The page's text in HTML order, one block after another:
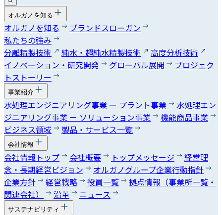
オルガノを知る
オルガノを知る
ブランドスローガン
私たちの強み
分離精製技術
純水・超純水精製技術
高度分析技術
イノベーション・研究開発
グローバル展開
プロジェク
トストーリー
事業紹介
水処理エンジニアリング事業 ー プラント事業
水処理エン
ジニアリング事業 ー ソリューション事業
機能商品事業
ビジネス領域
製品・サービス一覧
会社情報
会社情報トップ 会社概要 トップメッセージ
経営理
念・長期経営ビジョン
オルガノグループ企業行動指針
企業方針
経営戦略 役員一覧
拠点情報（事業所一覧・
関連会社）
沿革 ニュース
サステナビリティ